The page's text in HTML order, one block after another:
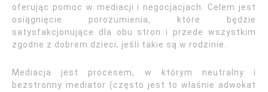
oferując pomoc w mediacji i negocjacjach. Celem jest
osiągnięcie porozumienia, które będzie
satysfakcjonujące dla obu stron i przede wszystkim
zgodne z dobrem dzieci, jeśli takie są w rodzinie.
Mediacja jest procesem, w którym neutralny i
bezstronny mediator (często jest to właśnie adwokat